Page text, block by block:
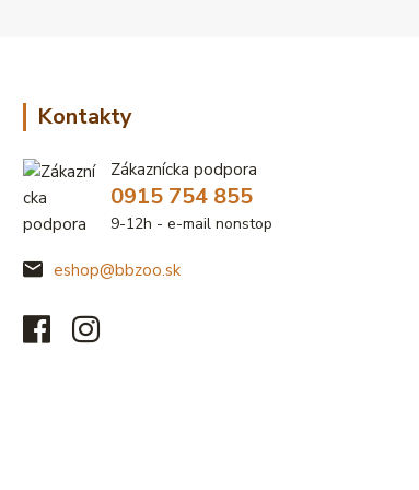
Kontakty
Zákaznícka podpora
0915 754 855
9-12h - e-mail nonstop
eshop@bbzoo.sk